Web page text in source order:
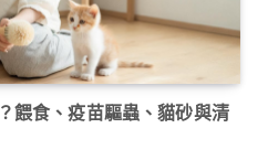
餵食、疫苗驅蟲、貓砂與清